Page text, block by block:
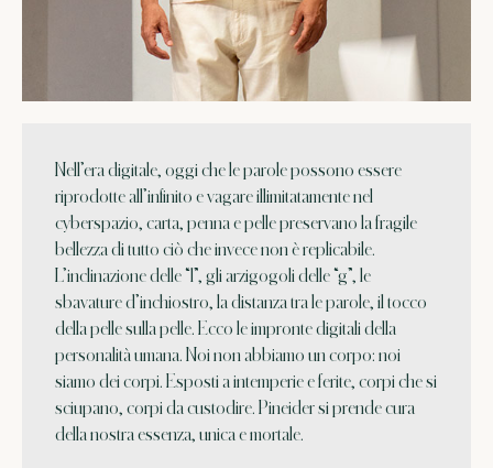
Nell’era digitale, oggi che le parole possono essere
riprodotte all’infinito e vagare illimitatamente nel
cyberspazio, carta, penna e pelle preservano la fragile
bellezza di tutto ciò che invece non è replicabile.
L’inclinazione delle “l”, gli arzigogoli delle “g”, le
sbavature d’inchiostro, la distanza tra le parole, il tocco
della pelle sulla pelle. Ecco le impronte digitali della
personalità umana. Noi non abbiamo un corpo: noi
siamo dei corpi. Esposti a intemperie e ferite, corpi che si
sciupano, corpi da custodire. Pineider si prende cura
della nostra essenza, unica e mortale.